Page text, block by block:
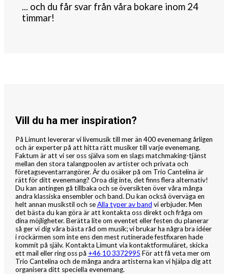
... och du får svar från våra bokare inom 24
timmar!
Vill du ha mer inspiration?
På Limunt levererar vi livemusik till mer än 400 evenemang årligen
och är experter på att hitta rätt musiker till varje evenemang.
Faktum är att vi ser oss själva som en slags matchmaking-tjänst
mellan den stora talangpoolen av artister och privata och
företagseventarrangörer. Är du osäker på om Trio Cantelina är
rätt för ditt evenemang? Oroa dig inte, det finns flera alternativ!
Du kan antingen gå tillbaka och se översikten över våra många
andra klassiska ensembler och band. Du kan också överväga en
helt annan musikstil och seAlla typer av band vi erbjuder. Men
det bästa du kan göra är att kontakta oss direkt och fråga om
dina möjligheter. Berätta lite om eventet eller festen du planerar
så ger vi dig våra bästa råd om musik; vi brukar ha några bra idéer
i rockärmen som inte ens den mest rutinerade festfixaren hade
kommit på själv. Kontakta Limunt via kontaktformuläret, skicka
ett mail eller ring oss på +46 10 3372995 För att få veta mer om
Trio Cantelina och de många andra artisterna kan vi hjälpa dig att
organisera ditt speciella evenemang.